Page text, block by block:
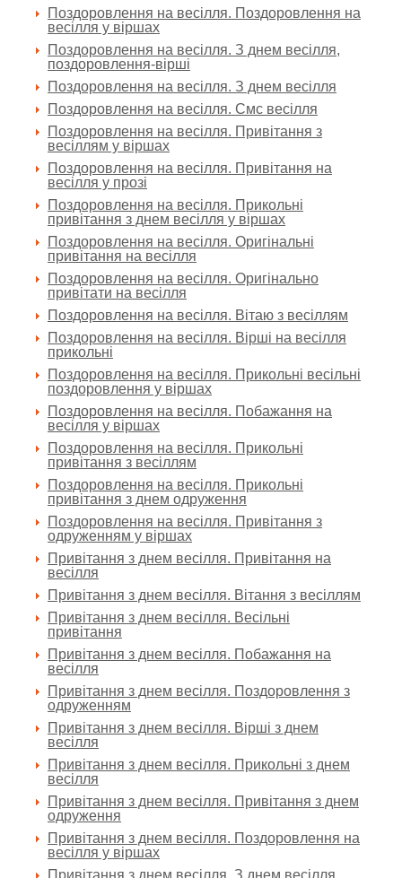
Поздоровлення на весілля. Поздоровлення на
весілля у віршах
Поздоровлення на весілля. З днем весілля,
поздоровлення-вірші
Поздоровлення на весілля. З днем весілля
Поздоровлення на весілля. Смс весілля
Поздоровлення на весілля. Привітання з
весіллям у віршах
Поздоровлення на весілля. Привітання на
весілля у прозі
Поздоровлення на весілля. Прикольні
привітання з днем весілля у віршах
Поздоровлення на весілля. Оригінальні
привітання на весілля
Поздоровлення на весілля. Оригінально
привітати на весілля
Поздоровлення на весілля. Вітаю з весіллям
Поздоровлення на весілля. Вірші на весілля
прикольні
Поздоровлення на весілля. Прикольні весільні
поздоровлення у віршах
Поздоровлення на весілля. Побажання на
весілля у віршах
Поздоровлення на весілля. Прикольні
привітання з весіллям
Поздоровлення на весілля. Прикольні
привітання з днем одруження
Поздоровлення на весілля. Привітання з
одруженням у віршах
Привітання з днем весілля. Привітання на
весілля
Привітання з днем весілля. Вітання з весіллям
Привітання з днем весілля. Весільні
привітання
Привітання з днем весілля. Побажання на
весілля
Привітання з днем весілля. Поздоровлення з
одруженням
Привітання з днем весілля. Вірші з днем
весілля
Привітання з днем весілля. Прикольні з днем
весілля
Привітання з днем весілля. Привітання з днем
одруження
Привітання з днем весілля. Поздоровлення на
весілля у віршах